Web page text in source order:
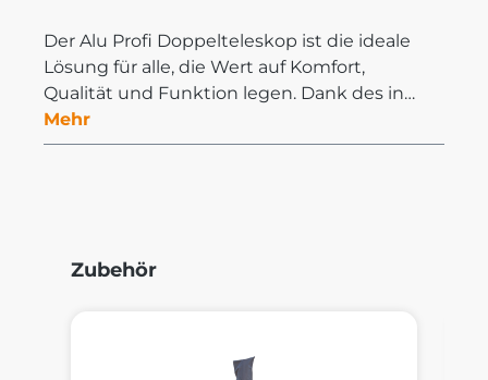
Der Alu Profi Doppelteleskop ist die ideale
Lösung für alle, die Wert auf Komfort,
Qualität und Funktion legen. Dank des in…
Mehr
Produktgalerie überspringen
Zubehör